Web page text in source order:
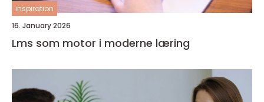
inspiration
16. January 2026
Lms som motor i moderne læring